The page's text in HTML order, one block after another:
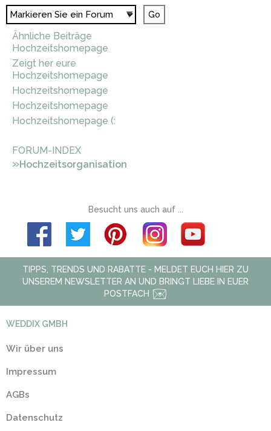
Ähnliche Beiträge
Hochzeitshomepage
Zeigt her eure
Hochzeitshomepage
Hochzeitshomepage
Hochzeitshomepage
Hochzeitshomepage (:
FORUM-INDEX
»Hochzeitsorganisation
Besucht uns auch auf ...
TIPPS, TRENDS UND RABATTE - MELDET EUCH HIER ZU
UNSEREM NEWSLETTER AN UND BRINGT LIEBE IN EUER
POSTFACH
WEDDIX GMBH
Wir über uns
Impressum
AGBs
Datenschutz